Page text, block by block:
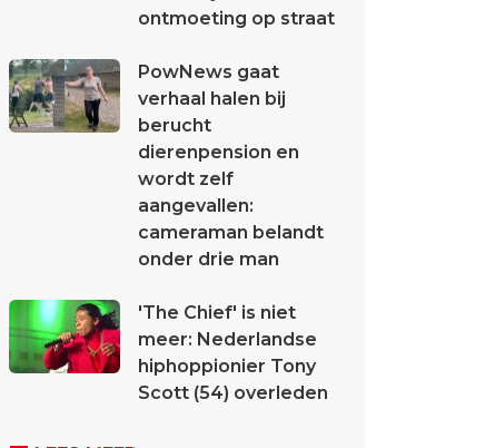
ontmoeting op straat
PowNews gaat
verhaal halen bij
berucht
dierenpension en
wordt zelf
aangevallen:
cameraman belandt
onder drie man
'The Chief' is niet
meer: Nederlandse
hiphoppionier Tony
Scott (54) overleden